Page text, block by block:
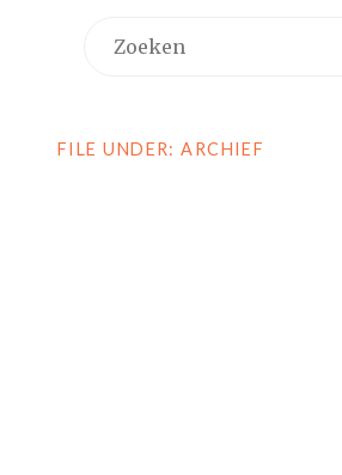
FILE UNDER: ARCHIEF